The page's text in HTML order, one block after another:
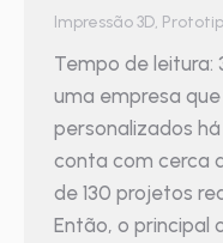
Impressão 3D,
Tempo de leitura:
uma empresa
personalizados
conta com cerca
de 130 projetos
Então, o principal